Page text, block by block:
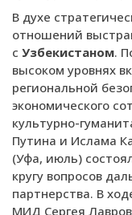
В духе
отношений
с Узбекистаном.
высоком уровнях
региональной
экономического
культурно-
Путина и Ислама
(Уфа, июль)
кругу вопросов
партнерства. В
МИД Сергея